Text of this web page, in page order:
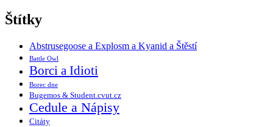
Štítky
Abstrusegoose a Explosm a Kyanid a Štěstí
Battle Owl
Borci a Idioti
Borec dne
Bugemos & Student.cvut.cz
Cedule a Nápisy
Citáty